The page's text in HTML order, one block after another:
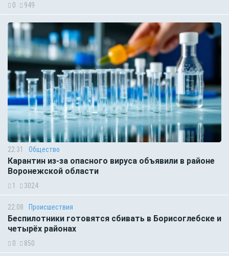
0 949
22:31 Общество
Карантин из-за опасного вируса объявили в районе
Воронежской области
1 3024
22:08 Происшествия
Беспилотники готовятся сбивать в Борисоглебске и
четырёх районах
0 850